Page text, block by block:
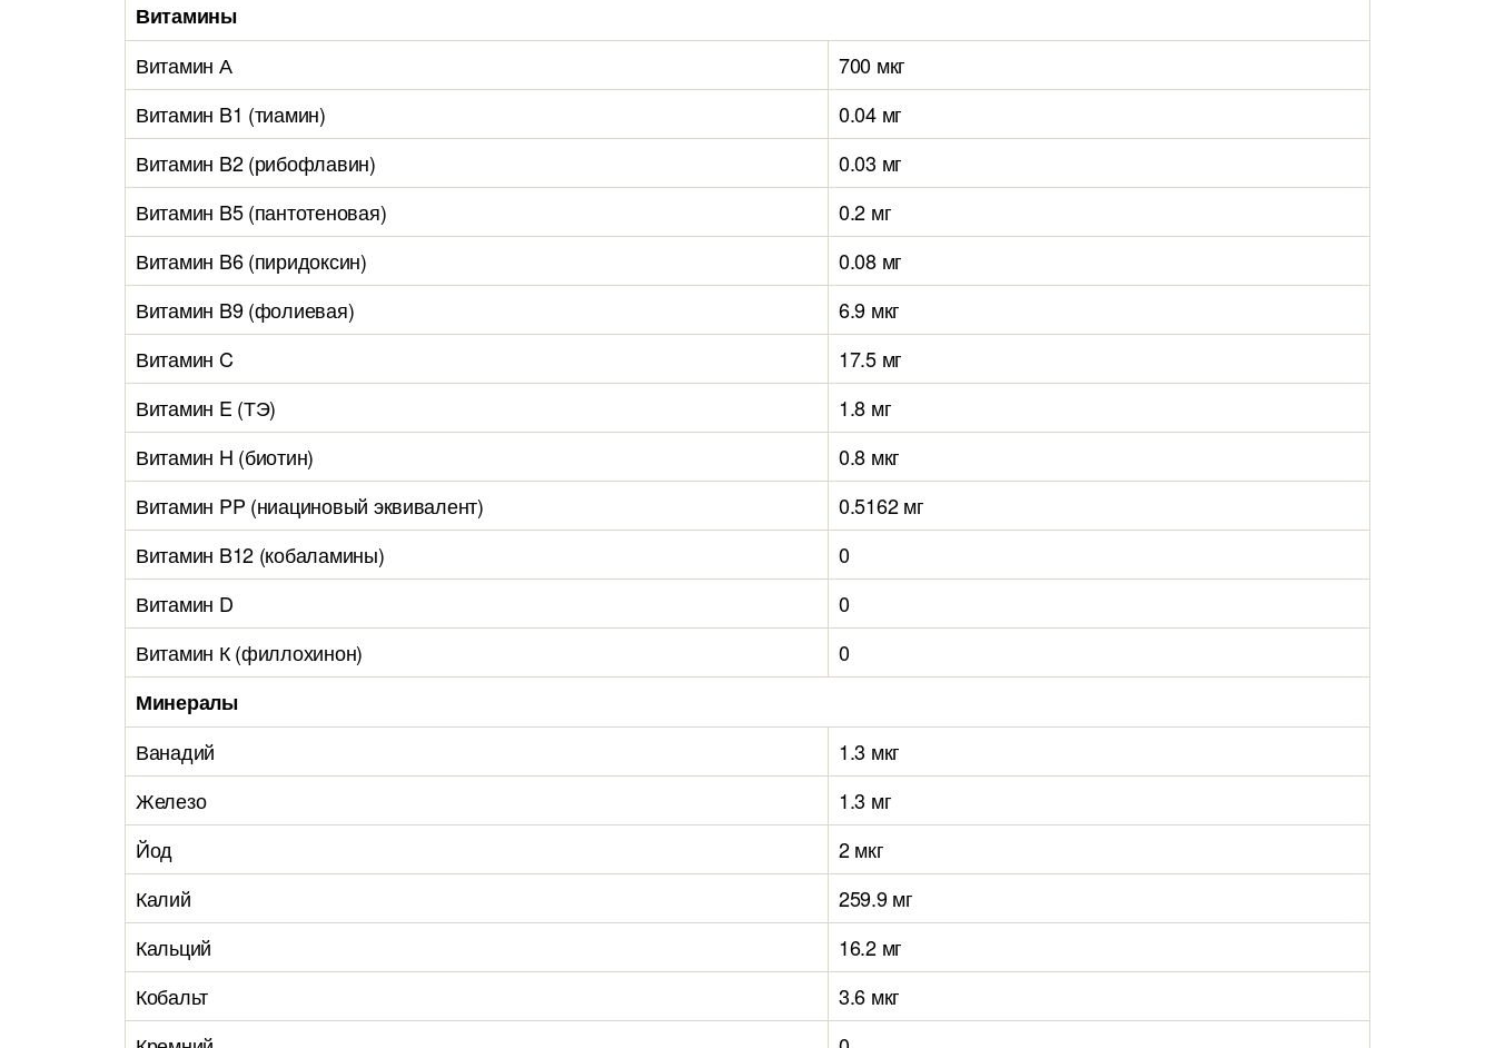
Витамины
Витамин А
700 мкг
Витамин B1 (тиамин)
0.04 мг
Витамин B2 (рибофлавин)
0.03 мг
Витамин B5 (пантотеновая)
0.2 мг
Витамин B6 (пиридоксин)
0.08 мг
Витамин B9 (фолиевая)
6.9 мкг
Витамин C
17.5 мг
Витамин E (ТЭ)
1.8 мг
Витамин H (биотин)
0.8 мкг
Витамин PP (ниациновый эквивалент)
0.5162 мг
Витамин B12 (кобаламины)
0
Витамин D
0
Витамин К (филлохинон)
0
Минералы
Ванадий
1.3 мкг
Железо
1.3 мг
Йод
2 мкг
Калий
259.9 мг
Кальций
16.2 мг
Кобальт
3.6 мкг